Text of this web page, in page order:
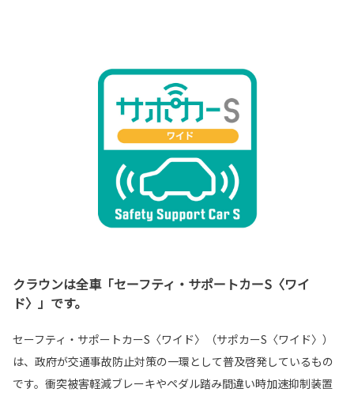
クラウンは全車「セーフティ・サポートカーS〈ワイ
ド〉」です。
セーフティ・サポートカーS〈ワイド〉（サポカーS〈ワイド〉）
は、政府が交通事故防止対策の一環として普及啓発しているもの
です。衝突被害軽減ブレーキやペダル踏み間違い時加速抑制装置